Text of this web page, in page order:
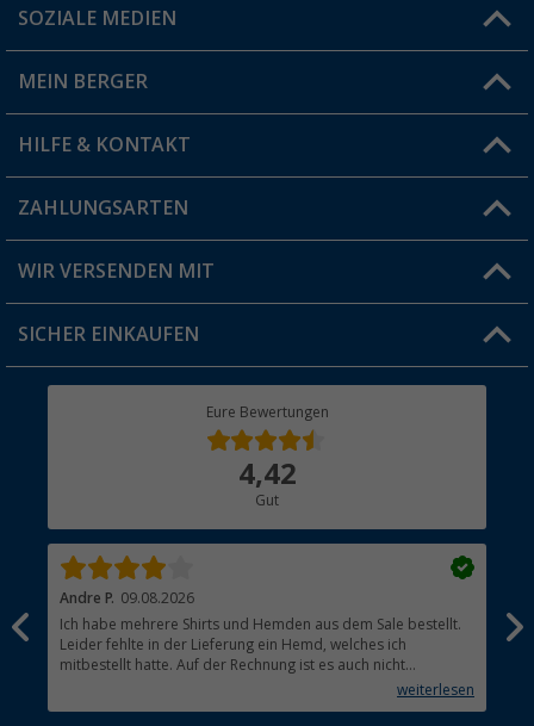
Du hast eine Frage?
Filiale finden
SOZIALE MEDIEN
MEIN BERGER
Vorteilskarte
Blog
Jobs & Karriere
HILFE & KONTAKT
FAQ & Kontakt
Versandinformationen
Rücksendung
ZAHLUNGSARTEN
WIR VERSENDEN MIT
SICHER EINKAUFEN
Eure Bewertungen
4,42
Gut
Andre P. 09.08.2026
Ich habe mehrere Shirts und Hemden aus dem Sale bestellt.
Leider fehlte in der Lieferung ein Hemd, welches ich
mitbestellt hatte. Auf der Rechnung ist es auch nicht
aufgetaucht, aber es gab keinen einzigen Hinweis, dass die
weiterlesen